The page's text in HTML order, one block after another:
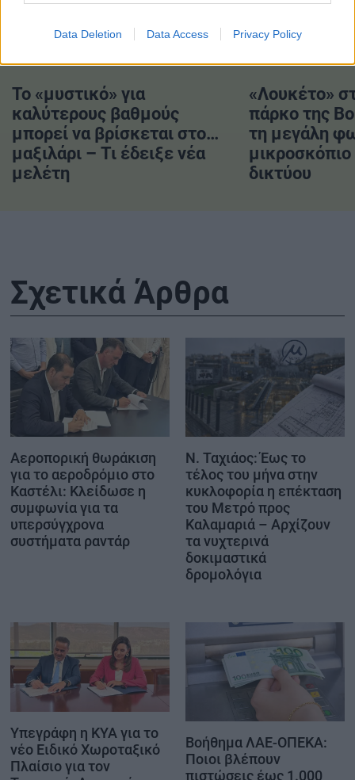
Data Deletion Data Access Privacy Policy
ΔΙΑΒΑΣΤΕ ΕΠΙΣΗΣ
Το «μυστικό» για
καλύτερους βαθμούς
μπορεί να βρίσκεται στο…
μαξιλάρι – Τι έδειξε νέα
μελέτη
«Λουκέτο»
πάρκο της
τη μεγάλη
δικτύου
Σχετικά Άρθρα
Αεροπορική θωράκιση
για το αεροδρόμιο στο
Καστέλι: Κλείδωσε η
συμφωνία για τα
υπερσύγχρονα
συστήματα ραντάρ
Ν. Ταχιάος: Έως το
τέλος του μήνα στην
κυκλοφορία η επέκταση
του Μετρό προς
Καλαμαριά – Αρχίζουν
τα νυχτερινά
δοκιμαστικά
δρομολόγια
Υπεγράφη η ΚΥΑ για το
νέο Ειδικό Χωροταξικό
Πλαίσιο για τον
Βοήθημα ΛΑΕ-ΟΠΕΚΑ:
Ποιοι βλέπουν
πιστώσεις έως 1.000